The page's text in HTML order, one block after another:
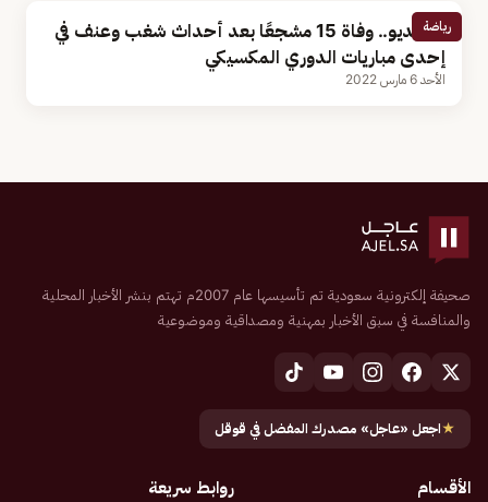
رياضة
بالفيديو.. وفاة 15 مشجعًا بعد أحداث شغب وعنف في
إحدى مباريات الدوري المكسيكي
الأحد 6 مارس 2022
صحيفة إلكترونية سعودية تم تأسيسها عام 2007م تهتم بنشر الأخبار المحلية
والمنافسة في سبق الأخبار بمهنية ومصداقية وموضوعية
★اجعل «عاجل» مصدرك المفضل في قوقل
الأقسام روابط سريعة